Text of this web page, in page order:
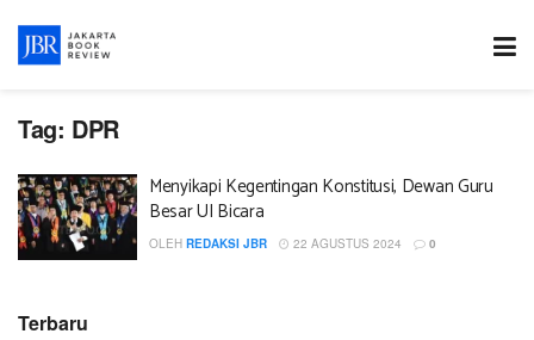
Tag: DPR
Menyikapi Kegentingan Konstitusi, Dewan Guru
Besar UI Bicara
OLEH REDAKSI JBR 22 AGUSTUS 2024 0
Terbaru